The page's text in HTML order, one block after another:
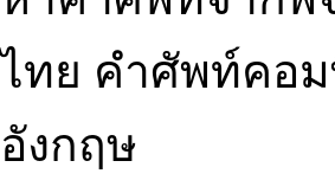
ไทย คำศัพท์คอ
อังกฤษ